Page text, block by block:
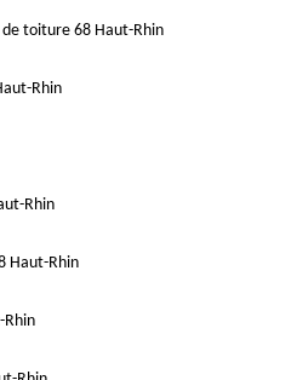
toiture 68 Haut-Rhin
Rhin
Rhin
Haut-Rhin
Rhin